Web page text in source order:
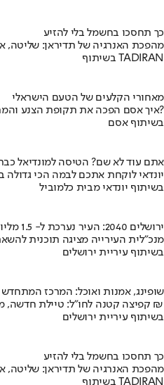
כך תחסכו בחשמל בלי להזיע
מהפכת האנרגיה של תדיראן: שליטה,
בשיתוף TADIRAN
מאחורי הקלעים של הטעם הישראלי
איך אסם הפכה את תקופת הצנע והמחסור הקשה של שנות ה-40 למותג לאומי?
בשיתוף אסם
אתם עוד לא שם? הטיסה למונדיאל
יונדאי לוקחת אתכם לבמה הכי גדולה
בשיתוף יונדאי מבית כלמוביל
ירושלים 2040: העיר נערכת ל- 1.5 מליון תושבים
מנכ"לית העירייה מציגה תוכנית
בשיתוף עיריית ירושלים
שופינג, אמנות ואוכל: המרכז
קפיצה קטנה לחו"ל: טיילת חדשה, מיצגי אמנות, וכיכרות משופצות בהשקעה של 100 מיליון ₪
בשיתוף עיריית ירושלים
כך תחסכו בחשמל בלי להזיע
מהפכת האנרגיה של תדיראן: שליטה,
בשיתוף TADIRAN